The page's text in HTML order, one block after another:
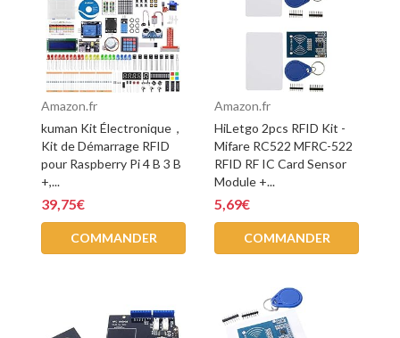
Amazon.fr
kuman Kit Électronique，
Kit de Démarrage RFID
pour Raspberry Pi 4 B 3 B
+,...
39,75€
COMMANDER
Amazon.fr
HiLetgo 2pcs RFID Kit -
Mifare RC522 MFRC-522
RFID RF IC Card Sensor
Module +...
5,69€
COMMANDER